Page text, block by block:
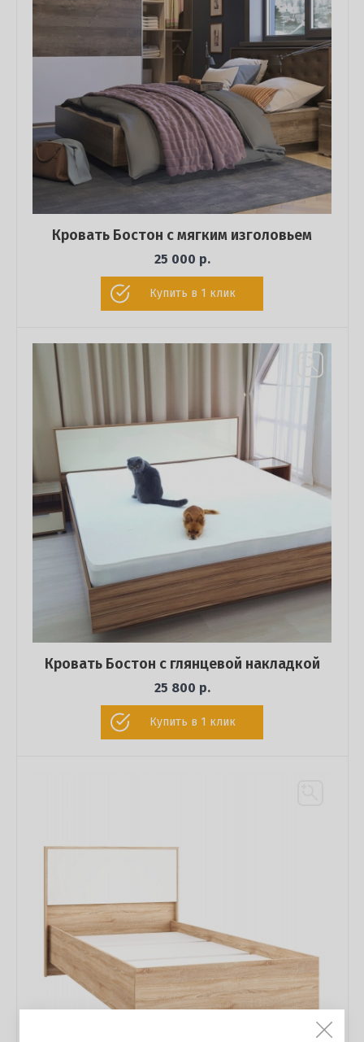
Кровать Бостон с мягким изголовьем
25 000 р.
Купить в 1 клик
Кровать Бостон с глянцевой накладкой
25 800 р.
Купить в 1 клик